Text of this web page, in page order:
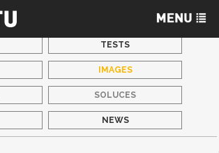
TESTS
IMAGES
SOLUCES
NEWS